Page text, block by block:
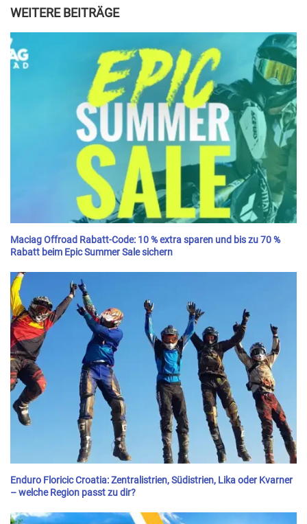
WEITERE BEITRÄGE
Maciag Offroad Rabatt-Code: 10 % extra sparen und bis zu 70 %
Rabatt beim Epic Summer Sale sichern
Enduro Floricic Croatia: Zentralistrien, Südistrien, Lika oder Kvarner
– welche Region passt zu dir?